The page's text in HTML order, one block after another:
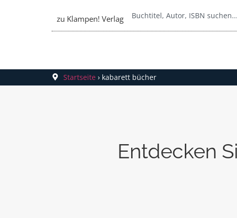
zu Klampen! Verlag
Startseite › kabarett bücher
Entdecken